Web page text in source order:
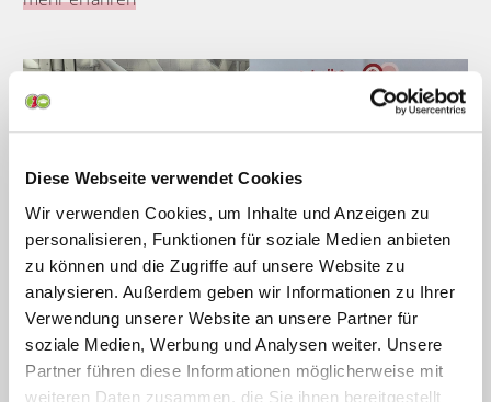
Diese Webseite verwendet Cookies
Wir verwenden Cookies, um Inhalte und Anzeigen zu
personalisieren, Funktionen für soziale Medien anbieten
zu können und die Zugriffe auf unsere Website zu
analysieren. Außerdem geben wir Informationen zu Ihrer
Verwendung unserer Website an unsere Partner für
soziale Medien, Werbung und Analysen weiter. Unsere
Partner führen diese Informationen möglicherweise mit
weiteren Daten zusammen, die Sie ihnen bereitgestellt
05.02.2026
Neue Kooperation für zukunftsorientiertes
Lernen im Gesundheitswesen